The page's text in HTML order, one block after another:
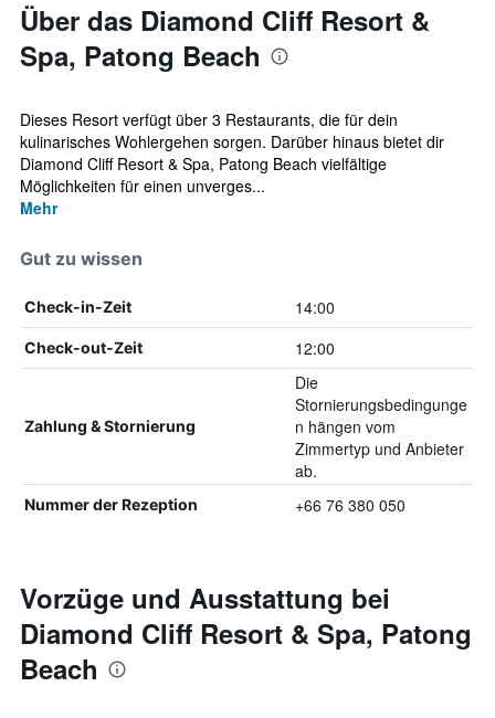
Über das Diamond Cliff Resort &
Spa, Patong Beach
Dieses Resort verfügt über 3 Restaurants, die für dein
kulinarisches Wohlergehen sorgen. Darüber hinaus bietet dir
Diamond Cliff Resort & Spa, Patong Beach vielfältige
Möglichkeiten für einen unverges...
Mehr
Gut zu wissen
Check-in-Zeit 14:00
Check-out-Zeit 12:00
Zahlung & Stornierung
Die
Stornierungsbedingunge
n hängen vom
Zimmertyp und Anbieter
ab.
Nummer der Rezeption +66 76 380 050
Vorzüge und Ausstattung bei
Diamond Cliff Resort & Spa, Patong
Beach